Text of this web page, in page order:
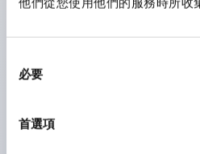
必要
首選項
需分色管理的 LED 燈泡，如
顏色。
支援色彩通用設計（CUD）
示燈的亮燈/熄燈狀態，以及
符合 ISO 3864-4 安全色規